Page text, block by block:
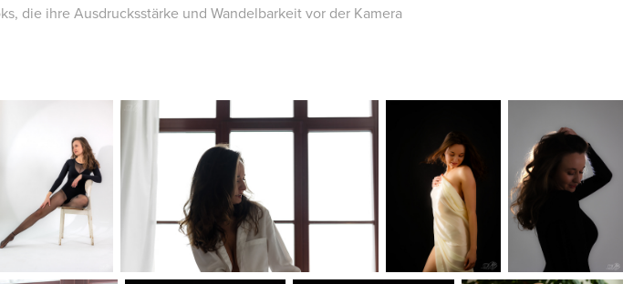
die ihre Ausdrucksstärke und Wandelbarkeit vor der Kamera